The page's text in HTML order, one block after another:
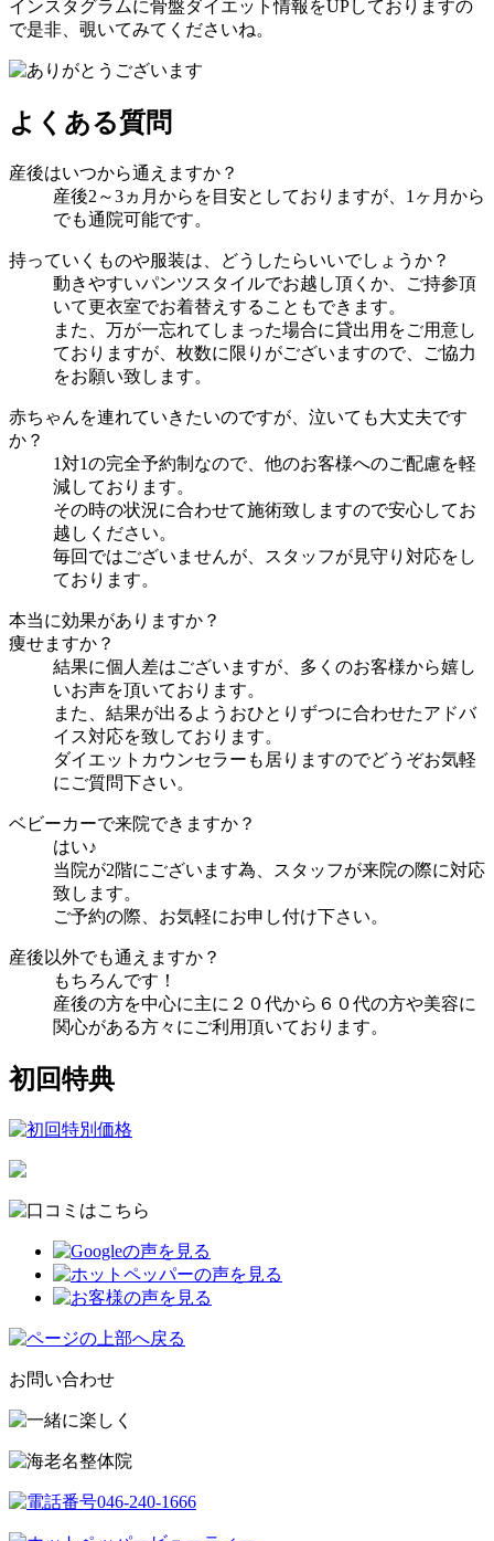
インスタグラムに骨盤ダイエット情報をUPしておりますの
で是非、覗いてみてくださいね。
よくある質問
産後はいつから通えますか？
産後2～3ヵ月からを目安としておりますが、1ヶ月から
でも通院可能です。
持っていくものや服装は、どうしたらいいでしょうか？
動きやすいパンツスタイルでお越し頂くか、ご持参頂
いて更衣室でお着替えすることもできます。
また、万が一忘れてしまった場合に貸出用をご用意し
ておりますが、枚数に限りがございますので、ご協力
をお願い致します。
赤ちゃんを連れていきたいのですが、泣いても大丈夫です
か？
1対1の完全予約制なので、他のお客様へのご配慮を軽
減しております。
その時の状況に合わせて施術致しますので安心してお
越しください。
毎回ではございませんが、スタッフが見守り対応をし
ております。
本当に効果がありますか？
痩せますか？
結果に個人差はございますが、多くのお客様から嬉し
いお声を頂いております。
また、結果が出るようおひとりずつに合わせたアドバ
イス対応を致しております。
ダイエットカウンセラーも居りますのでどうぞお気軽
にご質問下さい。
ベビーカーで来院できますか？
はい♪
当院が2階にございます為、スタッフが来院の際に対応
致します。
ご予約の際、お気軽にお申し付け下さい。
産後以外でも通えますか？
もちろんです！
産後の方を中心に主に２０代から６０代の方や美容に
関心がある方々にご利用頂いております。
初回特典
お問い合わせ